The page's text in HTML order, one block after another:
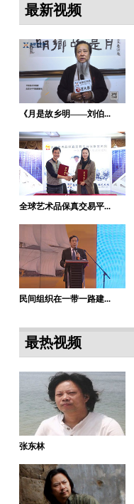
最新视频
《月是故乡明——刘伯...
全球艺术品保真交易平...
民间组织在一带一路建...
最热视频
张东林